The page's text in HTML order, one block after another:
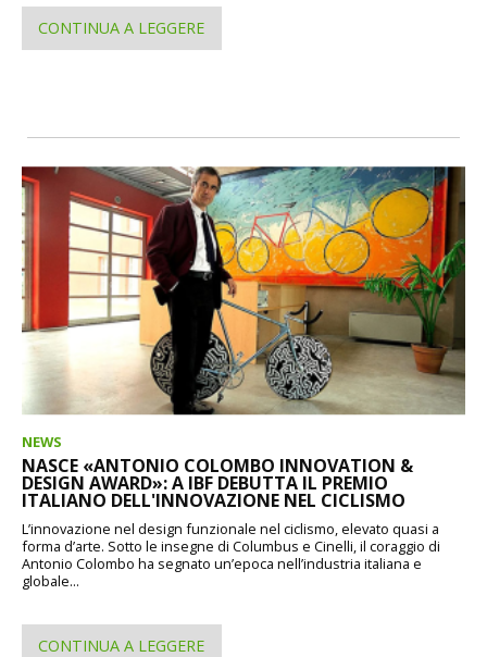
CONTINUA A LEGGERE
NEWS
NASCE «ANTONIO COLOMBO INNOVATION &
DESIGN AWARD»: A IBF DEBUTTA IL PREMIO
ITALIANO DELL'INNOVAZIONE NEL CICLISMO
L’innovazione nel design funzionale nel ciclismo, elevato quasi a
forma d’arte. Sotto le insegne di Columbus e Cinelli, il coraggio di
Antonio Colombo ha segnato un’epoca nell’industria italiana e
globale...
CONTINUA A LEGGERE